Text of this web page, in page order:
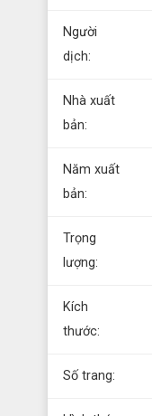
Người
dịch:
Nhà xuất
bản:
Năm xuất
bản:
Trọng
lượng:
Kích
thước:
Số trang: